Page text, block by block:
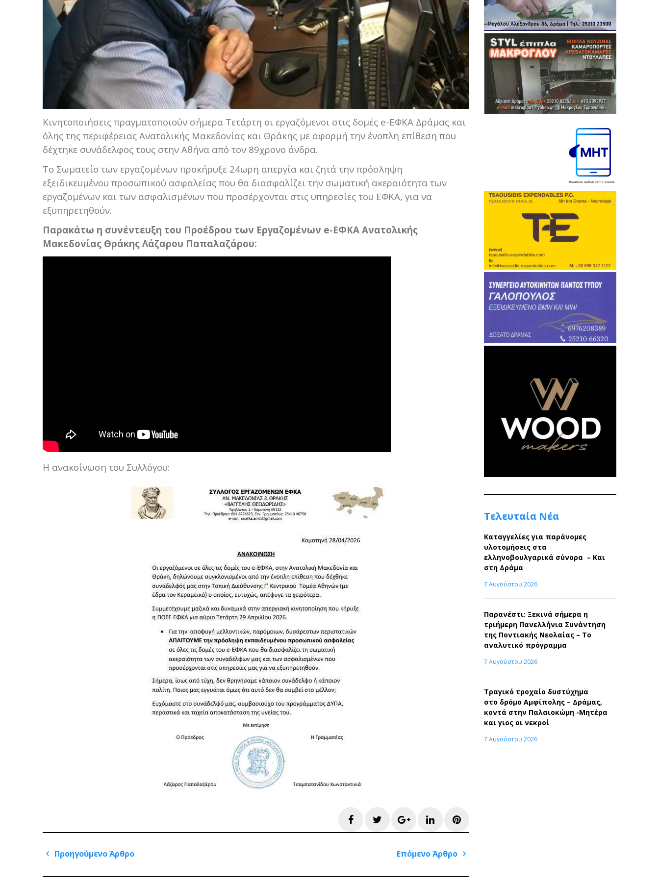
Κινητοποιήσεις πραγματοποιούν σήμερα Τετάρτη οι εργαζόμενοι στις δομές e-ΕΦΚΑ Δράμας και
όλης της περιφέρειας Ανατολικής Μακεδονίας και Θράκης με αφορμή την ένοπλη επίθεση που
δέχτηκε συνάδελφος τους στην Αθήνα από τον 89χρονο άνδρα.
Το Σωματείο των εργαζομένων προκήρυξε 24ωρη απεργία και ζητά την πρόσληψη
εξειδικευμένου προσωπικού ασφαλείας που θα διασφαλίζει την σωματική ακεραιότητα των
εργαζομένων και των ασφαλισμένων που προσέρχονται στις υπηρεσίες του ΕΦΚΑ, για να
εξυπηρετηθούν.
Παρακάτω η συνέντευξη του Προέδρου των Εργαζομένων e-ΕΦΚΑ Ανατολικής
Μακεδονίας Θράκης Λάζαρου Παπαλαζάρου:
Η ανακοίνωση του Συλλόγου:
FacebookTwitterGoogle+LinkedInPinterest
Πλοήγηση
άρθρων
Προηγούμενο Άρθρο
Επόμενο Άρθρο
Τελευταία Νέα
Καταγγελίες για παράνομες
υλοτομήσεις στα
ελληνοβουλγαρικά σύνορα – Και
στη Δράμα
7 Αυγούστου 2026
Παρανέστι: Ξεκινά σήμερα η
τριήμερη Πανελλήνια Συνάντηση
της Ποντιακής Νεολαίας – Το
αναλυτικό πρόγραμμα
7 Αυγούστου 2026
Τραγικό τροχαίο δυστύχημα
στο δρόμο Αμφίπολης – Δράμας,
κοντά στην Παλαιοκώμη -Μητέρα
και γιος οι νεκροί
7 Αυγούστου 2026